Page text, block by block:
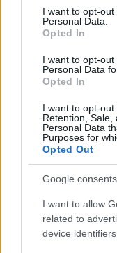
consent section.
I want to opt-
Personal Data.
Opted In
I want to opt-
Personal Data
Opted In
I want to opt-out
Retention, Sale,
Personal Data
Purposes for
Opted Out
Google consents
I want to allow
related to
device identifiers
comercio de
mínima para
desde 3.000 euros
servicios hasta más
AUTOR
Staff